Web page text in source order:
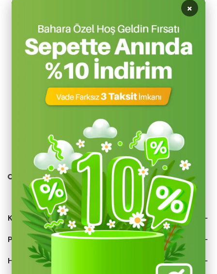
Kategoriler
Popüler Ürünler
Hakkımızda
×